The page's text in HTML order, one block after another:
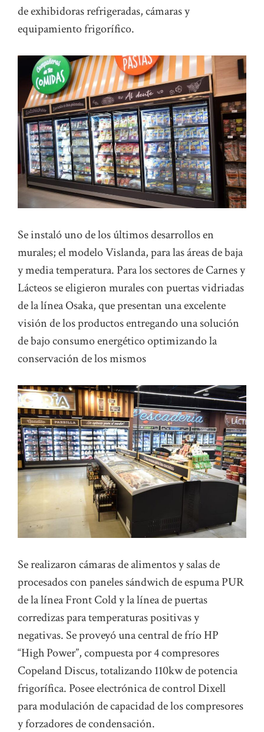
de exhibidoras refrigeradas, cámaras y
equipamiento frigorífico.
Se instaló uno de los últimos desarrollos en
murales; el modelo Vislanda, para las áreas de baja
y media temperatura. Para los sectores de Carnes y
Lácteos se eligieron murales con puertas vidriadas
de la línea Osaka, que presentan una excelente
visión de los productos entregando una solución
de bajo consumo energético optimizando la
conservación de los mismos
Se realizaron cámaras de alimentos y salas de
procesados con paneles sándwich de espuma PUR
de la línea Front Cold y la línea de puertas
corredizas para temperaturas positivas y
negativas. Se proveyó una central de frío HP
“High Power”, compuesta por 4 compresores
Copeland Discus, totalizando 110kw de potencia
frigorífica. Posee electrónica de control Dixell
para modulación de capacidad de los compresores
y forzadores de condensación.